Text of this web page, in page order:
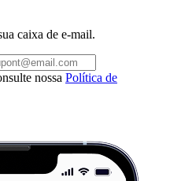
caixa de e-mail.
nossa Política de